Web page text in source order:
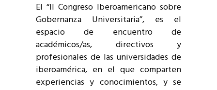
El “II Congreso Iberoamericano sobre
Gobernanza Universitaria”, es el
espacio de encuentro de
académicos/as, directivos y
profesionales de las universidades de
iberoamérica, en el que comparten
experiencias y conocimientos, y se